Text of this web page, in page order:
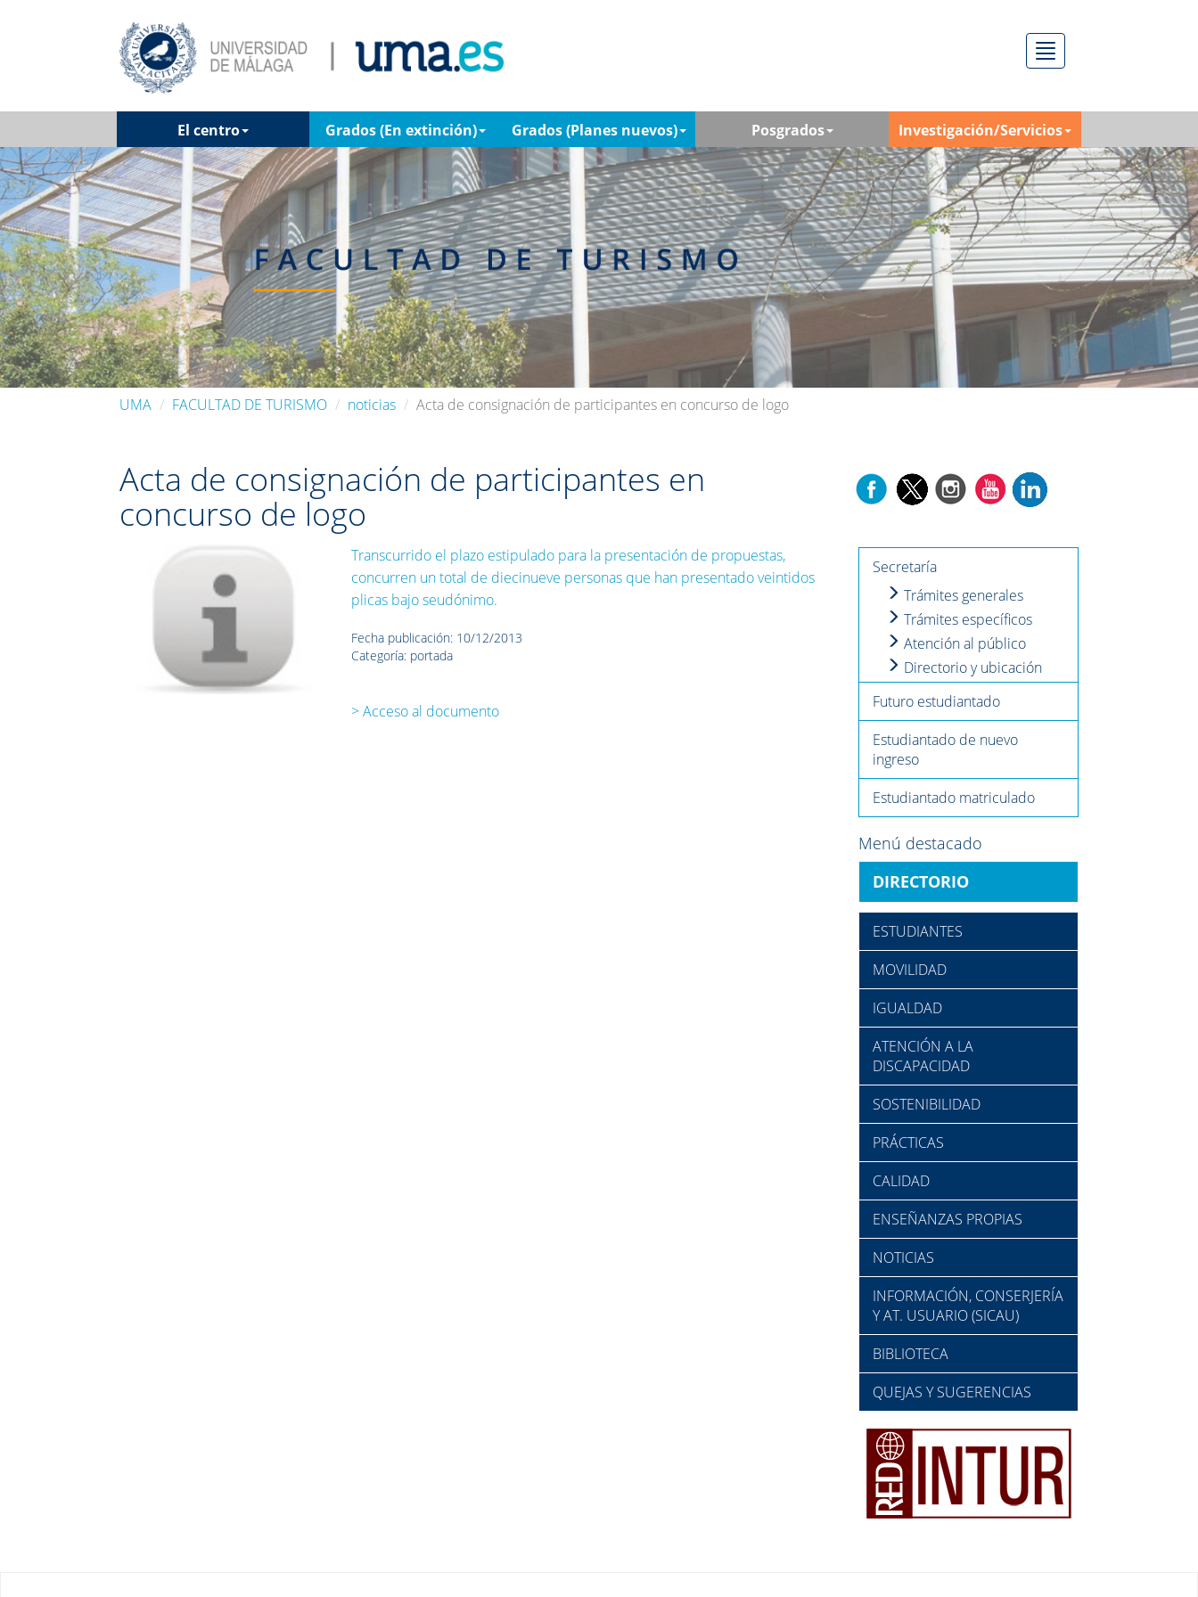
Menú
El centro Grados (En extinción) Grados (Planes nuevos) Posgrados Investigación/Servicios
UMA FACULTAD DE TURISMO noticias Acta de consignación de participantes en concurso de logo
Acta de consignación de participantes en
concurso de logo
Transcurrido el plazo estipulado para la presentación de propuestas,
concurren un total de diecinueve personas que han presentado veintidos
plicas bajo seudónimo.
Fecha publicación: 10/12/2013
Categoría: portada
> Acceso al documento
Secretaría
Trámites generales
Trámites específicos
Atención al público
Directorio y ubicación
Futuro estudiantado
Estudiantado de nuevo
ingreso
Estudiantado matriculado
Menú destacado
DIRECTORIO
ESTUDIANTES
MOVILIDAD
IGUALDAD
ATENCIÓN A LA
DISCAPACIDAD
SOSTENIBILIDAD
PRÁCTICAS
CALIDAD
ENSEÑANZAS PROPIAS
NOTICIAS
INFORMACIÓN, CONSERJERÍA
Y AT. USUARIO (SICAU)
BIBLIOTECA
QUEJAS Y SUGERENCIAS